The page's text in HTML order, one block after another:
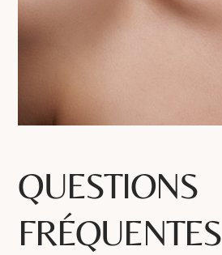
QUESTIONS
FRÉQUENTES